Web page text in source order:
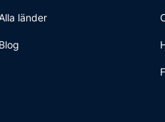
länder
Blog